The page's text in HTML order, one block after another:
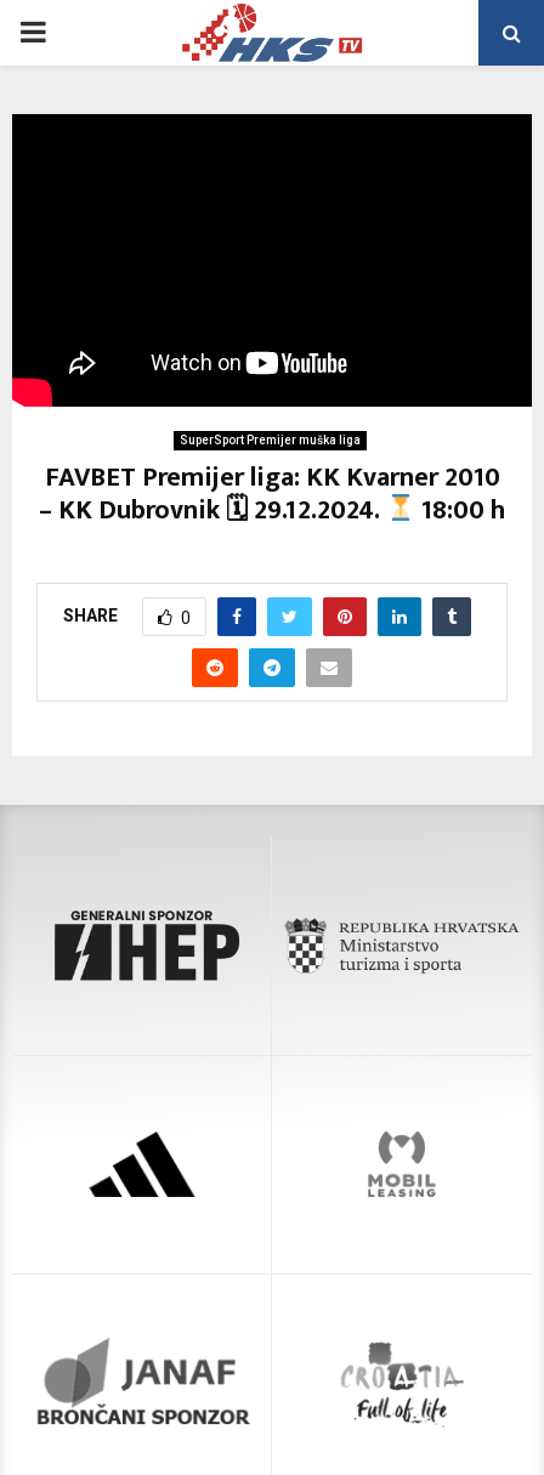
PRIMARY
SuperSport Premijer muška liga
FAVBET Premijer liga: KK Kvarner 2010
– KK Dubrovnik 🗓 29.12.2024. 18:00 h
SHARE 0